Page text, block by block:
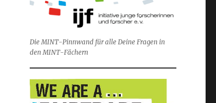
Die MINT-Pinnwand für alle Deine Fragen in
den MINT-Fächern